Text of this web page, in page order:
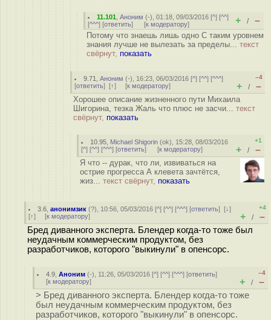
11.101 ,Аноним (-), 01:18, 09/03/2016 [^] [^^]
[^^^] [ответить] [к модератору] + / –
Потому что знаешь лишь одно С таким уровнем
знания лучше не вылезать за пределы... текст
свёрнут, показать
9.71 ,Аноним (-), 16:23, 06/03/2016 [^] [^^] [^^^]
[ответить] [↑] [к модератору]
–4
+ / –
Хорошее описание жизненного пути Михаила
Шигорина, тезка Жаль что плюс не засчи... текст
свёрнут, показать
10.95 Michael Shigorin (ok), 15:28, 08/03/2016
[^] [^^] [^^^] [ответить] [к модератору]
+1
+ / –
Я что -- дурак, что ли, извиваться на
острие прогресса А клевета зачтётся,
жиз... текст свёрнут, показать
3.6 ,анонимзик (?), 10:56, 05/03/2016 [^] [^^] [^^^] [ответить][↓]
[↑] [к модератору]
+4
+ / –
Бред диванного эксперта. Блендер когда-то тоже был
неудачным коммерческим продуктом, без
разработчиков, которого "выкинули" в опенсорс.
4.9 ,Аноним (-), 11:26, 05/03/2016 [^] [^^] [^^^] [ответить]
[к модератору]
–4
+ / –
> Бред диванного эксперта. Блендер когда-то тоже
был неудачным коммерческим продуктом, без
разработчиков, которого "выкинули" в опенсорс.